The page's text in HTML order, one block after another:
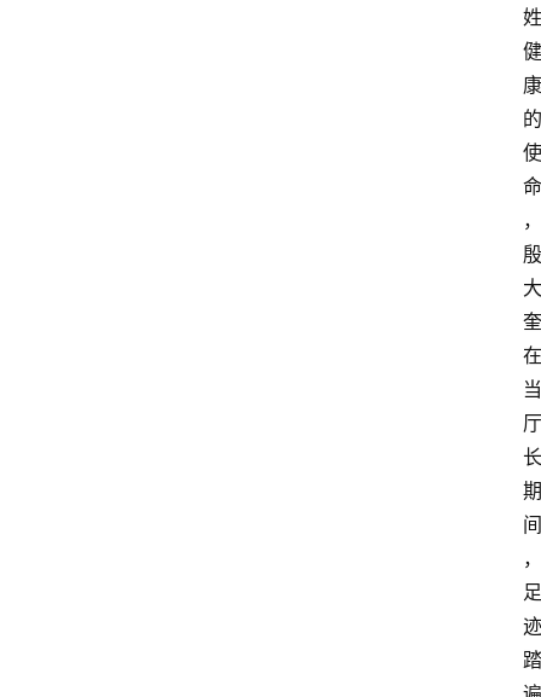
姓
健
康
的
使
命
，
殷
大
奎
在
当
厅
长
期
间
，
足
迹
踏